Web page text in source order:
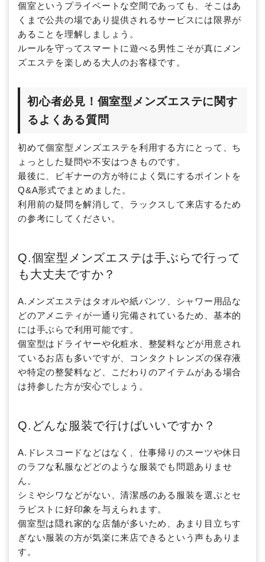
個室というプライベートな空間であっても、そこはあ
くまで公共の場であり提供されるサービスには限界が
あることを理解しましょう。
ルールを守ってスマートに遊べる男性こそが真にメン
ズエステを楽しめる大人のお客様です。
初心者必見！個室型メンズエステに関す
るよくある質問
初めて個室型メンズエステを利用する方にとって、ち
ょっとした疑問や不安はつきものです。
最後に、ビギナーの方が特によく気にするポイントを
Q&A形式でまとめました。
利用前の疑問を解消して、ラックスして来店するため
の参考にしてください。
Q.個室型メンズエステは手ぶらで行って
も大丈夫ですか？
A.メンズエステはタオルや紙パンツ、シャワー用品な
どのアメニティが一通り完備されているため、基本的
には手ぶらで利用可能です。
個室型はドライヤーや化粧水、整髪料などが用意され
ているお店も多いですが、コンタクトレンズの保存液
や特定の整髪料など、こだわりのアイテムがある場合
は持参した方が安心でしょう。
Q.どんな服装で行けばいいですか？
A.ドレスコードなどはなく、仕事帰りのスーツや休日
のラフな私服などどのような服装でも問題ありませ
ん。
シミやシワなどがない、清潔感のある服装を選ぶとセ
ラピストに好印象を与えられます。
個室型は隠れ家的な店舗が多いため、あまり目立ちす
ぎない服装の方が気楽に来店できるという声もありま
す。